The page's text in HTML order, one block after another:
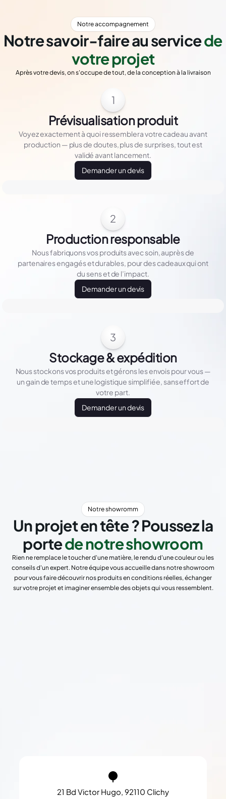
Notre accompagnement
Notre savoir-faire au servicede
votre projet
Après votre devis, on s'occupe de tout, de la conception à la livraison
1
Prévisualisation produit
Voyez exactement à quoi ressemblera votre cadeau avant
production — plus de doutes, plus de surprises, tout est
validé avant lancement.
Demander un devis
2
Production responsable
Nous fabriquons vos produits avec soin, auprès de
partenaires engagés et durables, pour des cadeaux qui ont
du sens et de l’impact.
Demander un devis
3
Stockage & expédition
Nous stockons vos produits et gérons les envois pour vous —
un gain de temps et une logistique simplifiée, sans effort de
votre part.
Demander un devis
Notre showromm
Un projet en tête ? Poussez la
portede notre showroom
Rien ne remplace le toucher d'une matière, le rendu d'une couleur ou les
conseils d'un expert. Notre équipe vous accueille dans notre showroom
pour vous faire découvrir nos produits en conditions réelles, échanger
sur votre projet et imaginer ensemble des objets qui vous ressemblent.
21 Bd Victor Hugo, 92110 Clichy